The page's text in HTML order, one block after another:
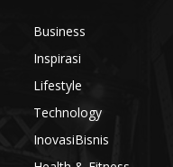
Business
Inspirasi
Lifestyle
Technology
InovasiBisnis